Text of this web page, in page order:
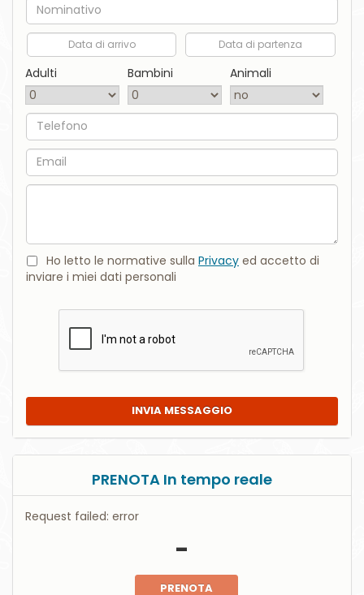
Nome
Data di arrivo
Data di partenza
Adulti
Bambini Animali
Telefono
Email
Ho letto le normative sulla
INVIA MESSAGGIO
PRENOTA In tempo reale
-